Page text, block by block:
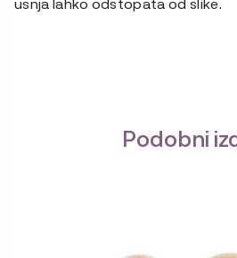
Podobni